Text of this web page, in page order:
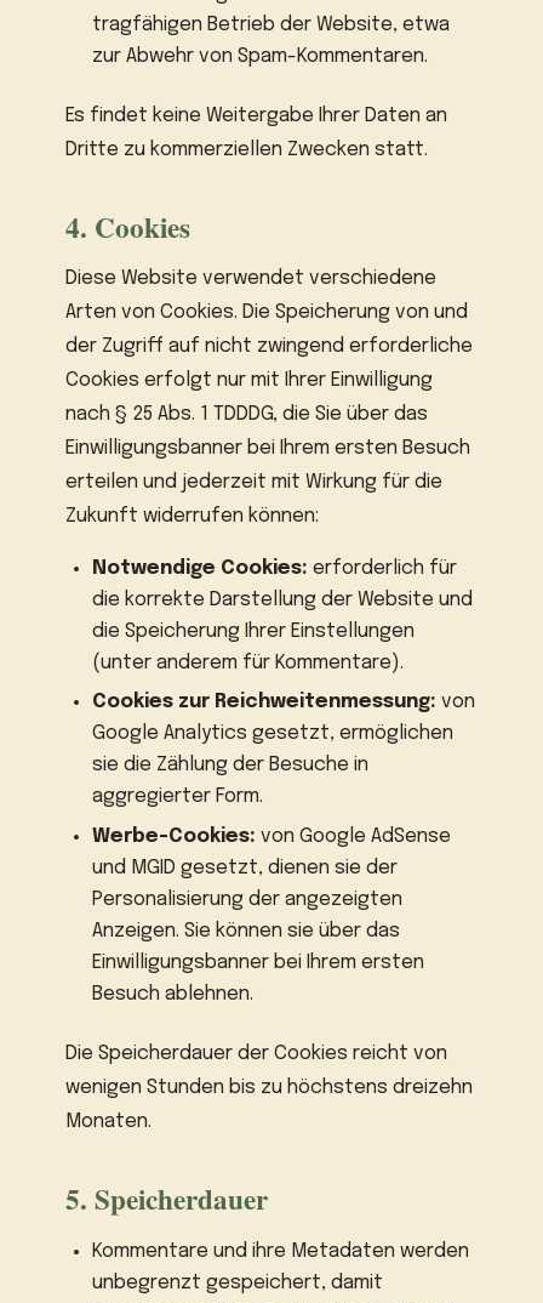
tragfähigen Betrieb der Website, etwa
zur Abwehr von Spam-Kommentaren.
Es findet keine Weitergabe Ihrer Daten an
Dritte zu kommerziellen Zwecken statt.
4. Cookies
Diese Website verwendet verschiedene
Arten von Cookies. Die Speicherung von und
der Zugriff auf nicht zwingend erforderliche
Cookies erfolgt nur mit Ihrer Einwilligung
nach § 25 Abs. 1 TDDDG, die Sie über das
Einwilligungsbanner bei Ihrem ersten Besuch
erteilen und jederzeit mit Wirkung für die
Zukunft widerrufen können:
Notwendige Cookies: erforderlich für
die korrekte Darstellung der Website und
die Speicherung Ihrer Einstellungen
(unter anderem für Kommentare).
Cookies zur Reichweitenmessung: von
Google Analytics gesetzt, ermöglichen
sie die Zählung der Besuche in
aggregierter Form.
Werbe-Cookies: von Google AdSense
und MGID gesetzt, dienen sie der
Personalisierung der angezeigten
Anzeigen. Sie können sie über das
Einwilligungsbanner bei Ihrem ersten
Besuch ablehnen.
Die Speicherdauer der Cookies reicht von
wenigen Stunden bis zu höchstens dreizehn
Monaten.
5. Speicherdauer
Kommentare und ihre Metadaten werden
unbegrenzt gespeichert, damit